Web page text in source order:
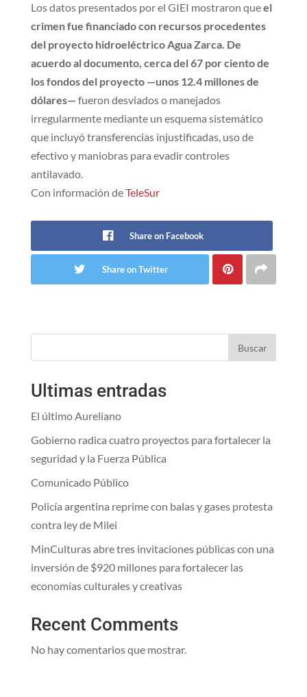
Los datos presentados por el GIEI mostraron queel
crimen fue financiado con recursos procedentes
del proyecto hidroeléctrico Agua Zarca. De
acuerdo al documento, cerca del 67 por ciento de
los fondos del proyecto —unos 12.4 millones de
dólares—fueron desviados o manejados
irregularmente mediante un esquema sistemático
que incluyó transferencias injustificadas, uso de
efectivo y maniobras para evadir controles
antilavado.
Con información deTeleSur
Share on Facebook
Share on Twitter
Buscar
Ultimas entradas
El último Aureliano
Gobierno radica cuatro proyectos para fortalecer la
seguridad y la Fuerza Pública
Comunicado Público
Policía argentina reprime con balas y gases protesta
contra ley de Milei
MinCulturas abre tres invitaciones públicas con una
inversión de $920 millones para fortalecer las
economías culturales y creativas
Recent Comments
No hay comentarios que mostrar.